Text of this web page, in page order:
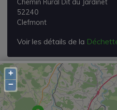
Chemin Rural Dit du Jardinet
52240
Clefmont
Voir les détails de la
+
−